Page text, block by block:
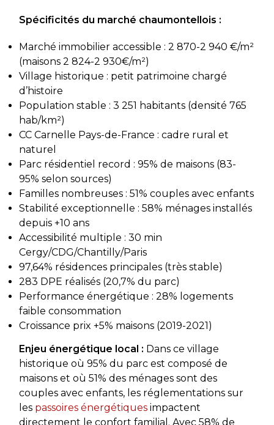
Spécificités du marché chaumontellois :
Marché immobilier accessible : 2 870-2 940 €/m²
(maisons 2 824-2 930€/m²)
Village historique : petit patrimoine chargé
d’histoire
Population stable : 3 251 habitants (densité 765
hab/km²)
CC Carnelle Pays-de-France : cadre rural et
naturel
Parc résidentiel record : 95% de maisons (83-
95% selon sources)
Familles nombreuses : 51% couples avec enfants
Stabilité exceptionnelle : 58% ménages installés
depuis +10 ans
Accessibilité multiple : 30 min
Cergy/CDG/Chantilly/Paris
97,64% résidences principales (très stable)
283 DPE réalisés (20,7% du parc)
Performance énergétique : 28% logements
faible consommation
Croissance prix +5% maisons (2019-2021)
Enjeu énergétique local : Dans ce village
historique où 95% du parc est composé de
maisons et où 51% des ménages sont des
couples avec enfants, les réglementations sur
les passoires énergétiquesimpactent
directement le confort familial. Avec 58% de